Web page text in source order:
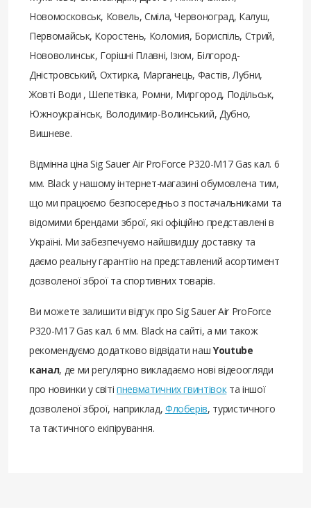
Новомосковськ, Ковель, Сміла, Червоноград, Калуш,
Первомайськ, Коростень, Коломия, Бориспіль, Стрий,
Нововолинськ, Горішні Плавні, Ізюм, Білгород-
Дністровський, Охтирка, Марганець, Фастів, Лубни,
Жовті Води , Шепетівка, Ромни, Миргород, Подільськ,
Южноукраїнськ, Володимир-Волинський, Дубно,
Вишневе.
Відмінна ціна Sig Sauer Air ProForce P320-M17 Gas кал. 6
мм. Black у нашому інтернет-магазині обумовлена ​​тим,
що ми працюємо безпосередньо з постачальниками та
відомими брендами зброї, які офіційно представлені в
Україні. Ми забезпечуємо найшвидшу доставку та
даємо реальну гарантію на представлений асортимент
дозволеної зброї та спортивних товарів.
Ви можете залишити відгук про Sig Sauer Air ProForce
P320-M17 Gas кал. 6 мм. Black на сайті, а ми також
рекомендуємо додатково відвідати нашYoutube
канал, де ми регулярно викладаємо нові відеоогляди
про новинки у світіпневматичних гвинтівокта іншої
дозволеної зброї, наприклад, Флоберів, туристичного
та тактичного екіпірування.